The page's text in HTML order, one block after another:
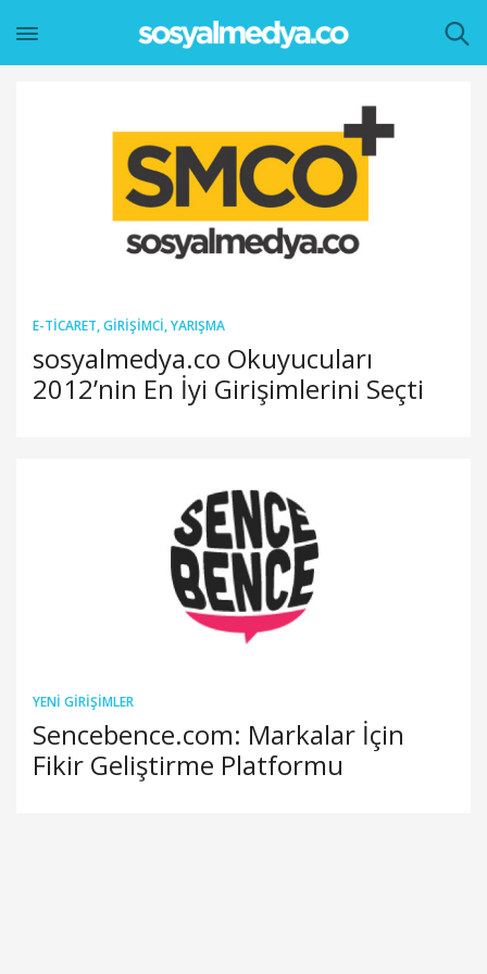
E-TICARET,GIRIŞIMCI,YARIŞMA
sosyalmedya.co Okuyucuları
2012’nin En İyi Girişimlerini Seçti
YENI GIRIŞIMLER
Sencebence.com: Markalar İçin
Fikir Geliştirme Platformu